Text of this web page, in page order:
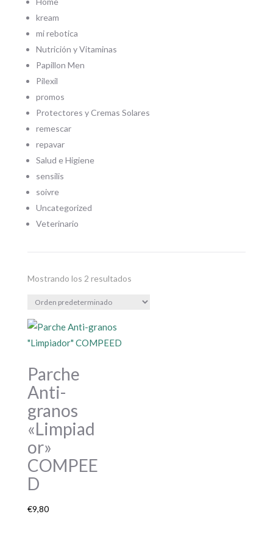
kream
mi rebotica
Nutrición y Vitaminas
Papillon Men
Pilexil
promos
Protectores y Cremas Solares
remescar
repavar
Salud e Higiene
sensilis
soivre
Uncategorized
Veterinario
Mostrando los 2 resultados
Parche
Anti-
granos
«Limpiad
or»
COMPEE
D
€9,80